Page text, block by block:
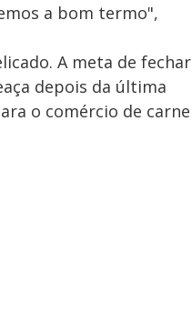
a bom termo",
A meta de fechar
depois da última
o comércio de carne